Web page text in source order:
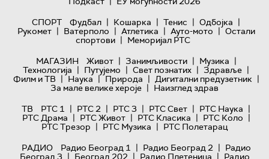
СПОРТ
Фудбал | Кошарка | Тенис | Одбојка |
Рукомет | Ватерполо | Атлетика | Ауто-мото | Остали
спортови | Меморијал РТС
МАГАЗИН
Живот | Занимљивости | Музика |
Технологијa | Путујемо | Свет познатих | Здравље |
Филм и ТВ | Наука | Природа | Дигитални предузетник |
За мале велике хероје | Наизглед здрав
ТВ
РТС 1 | РТС 2 | РТС 3 | РТС Свет | РТС Наука |
РТС Драма | РТС Живот | РТС Класика | РТС Коло |
РТС Трезор | РТС Музика | РТС Полетарац
РАДИО
Радио Београд 1 | Радио Београд 2 | Радио
Београд 3 | Београд 202 | Радио Плетеница | Радио